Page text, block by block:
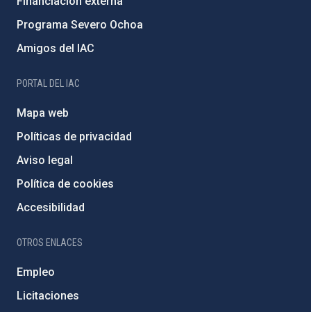
Programa Severo Ochoa
Amigos del IAC
PORTAL DEL IAC
Mapa web
Políticas de privacidad
Aviso legal
Política de cookies
Accesibilidad
OTROS ENLACES
Empleo
Licitaciones